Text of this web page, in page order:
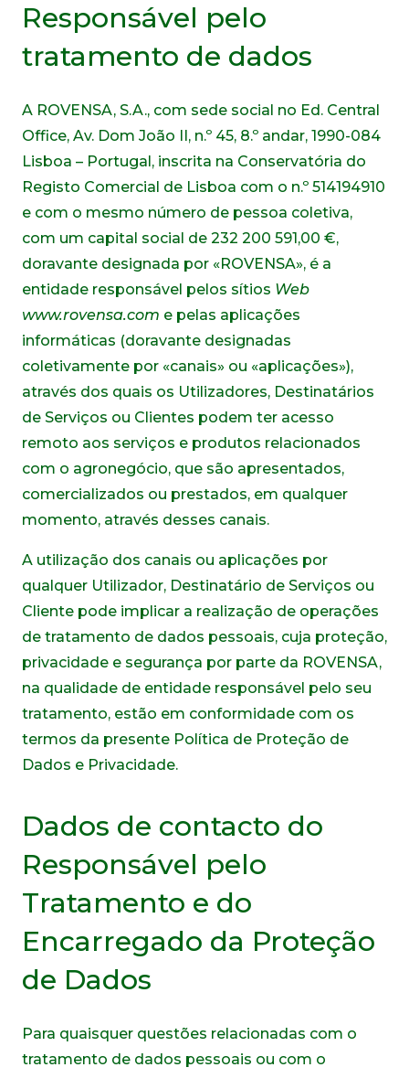
Responsável pelo
tratamento de dados
A ROVENSA, S.A., com sede social no Ed. Central
Office, Av. Dom João II, n.º 45, 8.º andar, 1990-084
Lisboa – Portugal, inscrita na Conservatória do
Registo Comercial de Lisboa com o n.º 514194910
e com o mesmo número de pessoa coletiva,
com um capital social de 232 200 591,00 €,
doravante designada por «ROVENSA», é a
entidade responsável pelos sítios Web
www.rovensa.com e pelas aplicações
informáticas (doravante designadas
coletivamente por «canais» ou «aplicações»),
através dos quais os Utilizadores, Destinatários
de Serviços ou Clientes podem ter acesso
remoto aos serviços e produtos relacionados
com o agronegócio, que são apresentados,
comercializados ou prestados, em qualquer
momento, através desses canais.
A utilização dos canais ou aplicações por
qualquer Utilizador, Destinatário de Serviços ou
Cliente pode implicar a realização de operações
de tratamento de dados pessoais, cuja proteção,
privacidade e segurança por parte da ROVENSA,
na qualidade de entidade responsável pelo seu
tratamento, estão em conformidade com os
termos da presente Política de Proteção de
Dados e Privacidade.
Dados de contacto do
Responsável pelo
Tratamento e do
Encarregado da Proteção
de Dados
Para quaisquer questões relacionadas com o
tratamento de dados pessoais ou com o